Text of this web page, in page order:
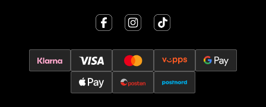
Ski - Thon Senter Ski
Ski Storsenter, Jernbanesvingen 6, 1400 Ski
Åpent i dag 10-21